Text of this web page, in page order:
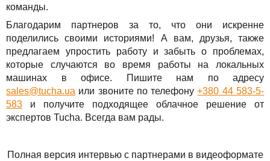
команды.
Благодарим партнеров за то, что они искренне
поделились своими историями! А вам, друзья, также
предлагаем упростить работу и забыть о проблемах,
которые случаются во время работы на локальных
машинах в офисе. Пишите нам по адресу
sales@tucha.ua или звоните по телефону+380 44 583-5-
583 и получите подходящее облачное решение от
экспертов Tucha. Всегда вам рады.
Полная версия интервью с партнерами в видеоформате